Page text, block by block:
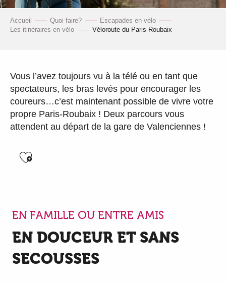
Accueil Quoi faire?
Escapades en vélo
Les itinéraires en vélo
Véloroute du Paris-Roubaix
Vous l’avez toujours vu à la télé ou en tant que
spectateurs, les bras levés pour encourager les
coureurs…c’est maintenant possible de vivre votre
propre Paris-Roubaix ! Deux parcours vous
attendent au départ de la gare de Valenciennes !
Ajouter aux favoris
EN FAMILLE OU ENTRE AMIS
EN DOUCEUR ET SANS
SECOUSSES